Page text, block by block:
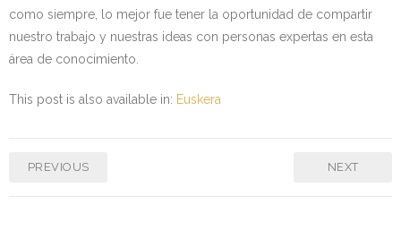
como siempre, lo mejor fue tener la oportunidad de compartir
nuestro trabajo y nuestras ideas con personas expertas en esta
área de conocimiento.
This post is also available in: Euskera
PREVIOUS NEXT